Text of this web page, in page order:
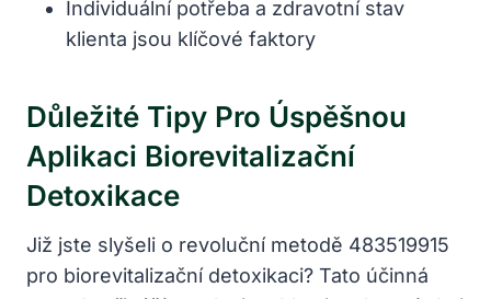
Individuální potřeba a zdravotní stav
klienta jsou klíčové faktory
Důležité Tipy Pro Úspěšnou
Aplikaci Biorevitalizační
Detoxikace
Již jste slyšeli o revoluční metodě 483519915
pro biorevitalizační detoxikaci? Tato účinná